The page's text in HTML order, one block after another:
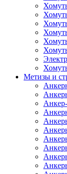
Метизы и